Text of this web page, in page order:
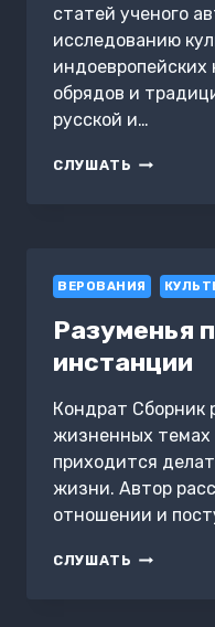
статей ученого
исследованию
обрядов и
русской и…
СЛУШАТЬ НИТЬ
ВЕРОВАНИЯ
Разуменья
инстанции
Кондрат Сборник
жизненных темах
приходится
жизни. Автор
отношении и
СЛУШАТЬ